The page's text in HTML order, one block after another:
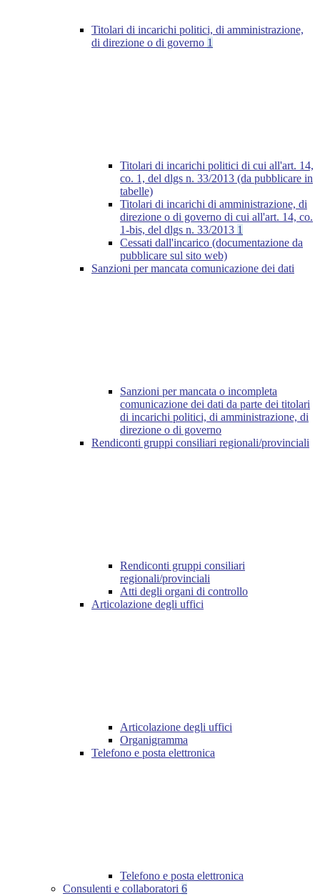
Titolari di incarichi politici, di amministrazione,
di direzione o di governo 1
Titolari di incarichi politici di cui all'art. 14,
co. 1, del dlgs n. 33/2013 (da pubblicare in
tabelle)
Titolari di incarichi di amministrazione, di
direzione o di governo di cui all'art. 14, co.
1-bis, del dlgs n. 33/2013 1
Cessati dall'incarico (documentazione da
pubblicare sul sito web)
Sanzioni per mancata comunicazione dei dati
Sanzioni per mancata o incompleta
comunicazione dei dati da parte dei titolari
di incarichi politici, di amministrazione, di
direzione o di governo
Rendiconti gruppi consiliari regionali/provinciali
Rendiconti gruppi consiliari
regionali/provinciali
Atti degli organi di controllo
Articolazione degli uffici
Articolazione degli uffici
Organigramma
Telefono e posta elettronica
Telefono e posta elettronica
Consulenti e collaboratori 6